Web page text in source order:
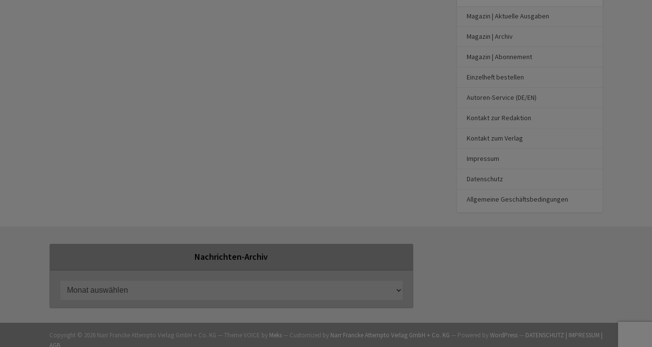
Magazin | Aktuelle Ausgaben
Magazin | Archiv
Magazin | Abonnement
Einzelheft bestellen
Autoren-Service (DE/EN)
Kontakt zur Redaktion
Kontakt zum Verlag
Impressum
Datenschutz
Allgemeine Geschäftsbedingungen
Nachrichten-Archiv
Copyright © 2026 Narr Francke Attempto Verlag GmbH + Co. KG — Theme VOICE by Meks — Customized by Narr Francke Attempto Verlag GmbH + Co. KG — Powered byWordPress — DATENSCHUTZ | IMPRESSUM |
AGB